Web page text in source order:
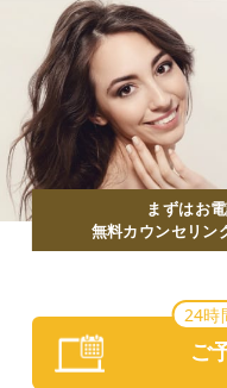
まずはお
無料カウンセリン
24時
ご